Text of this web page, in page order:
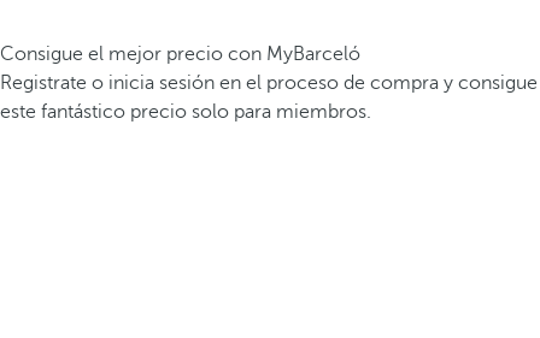
Consigue el mejor precio con MyBarceló
Registrate o inicia sesión en el proceso de compra y consigue
este fantástico precio solo para miembros.